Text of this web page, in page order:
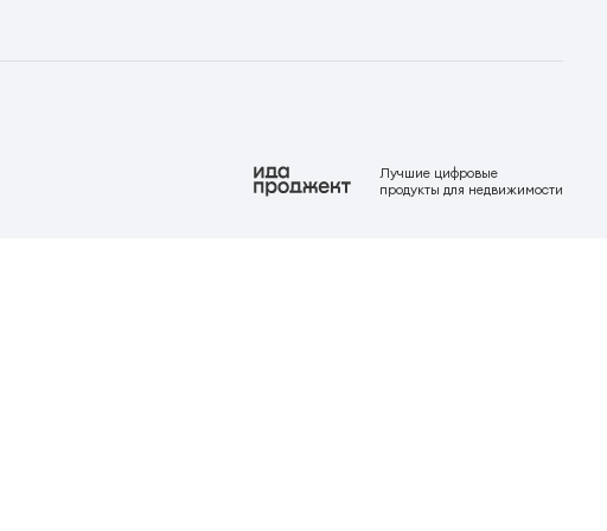
Лучшие цифровые
продукты для недвижимости